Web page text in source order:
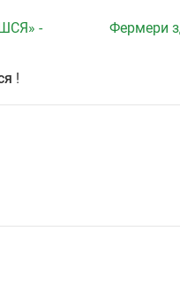
-
Фермери
!